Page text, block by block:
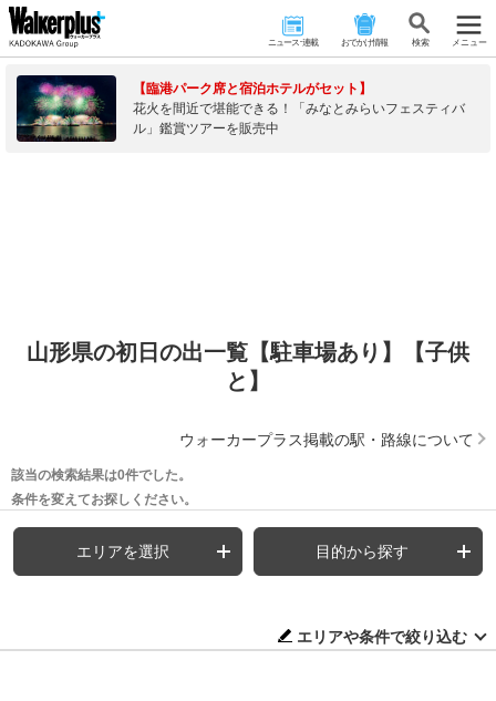
ニュース･連載 おでかけ情報 検 索 メニュー
【臨港パーク席と宿泊ホテルがセット】
花火を間近で堪能できる！「みなとみらいフェスティバ
ル」鑑賞ツアーを販売中
山形県の初日の出一覧【駐車場あり】【子供
と】
ウォーカープラス掲載の駅・路線について
該当の検索結果は0件でした。
条件を変えてお探しください。
エリアを選択 目的から探す
エリアや条件で絞り込む